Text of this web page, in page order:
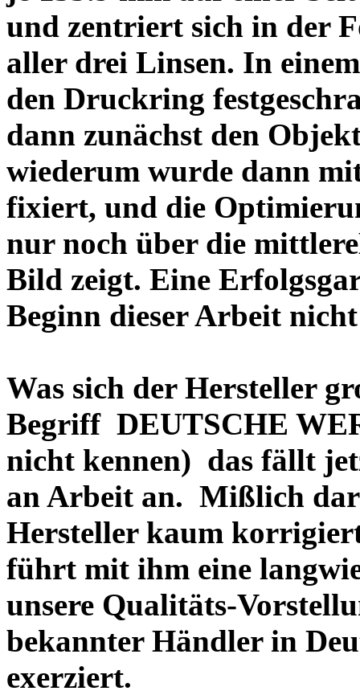
und zentriert sich in der
aller drei Linsen. In
den Druckring
dann zunächst den
wiederum wurde dann
fixiert, und die
nur noch über die
Bild zeigt. Eine
Beginn dieser Arbeit
Was sich der Hersteller
Begriff DEUTSCHE
nicht kennen) das fällt
an Arbeit an. Mißlich
Hersteller kaum
führt mit ihm eine
unsere Qualitäts-
bekannter Händler in
exerziert.